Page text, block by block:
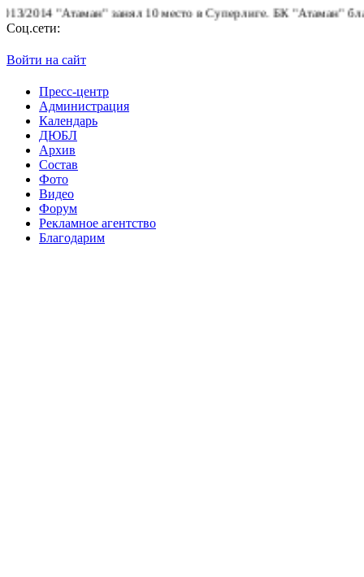
"Атаман" занял 10 место в Суперлиге.БК "Атаман"
Соц.сети:
Войти на сайт
Пресс-центр
Администрация
Календарь
ДЮБЛ
Архив
Состав
Фото
Видео
Форум
Рекламное агентство
Благодарим